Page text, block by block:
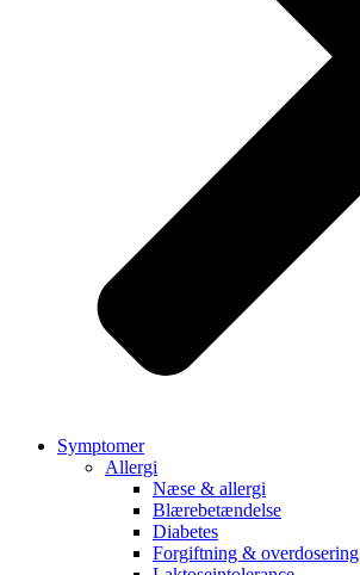
Symptomer
Allergi
Næse & allergi
Blærebetændelse
Diabetes
Forgiftning & overdosering